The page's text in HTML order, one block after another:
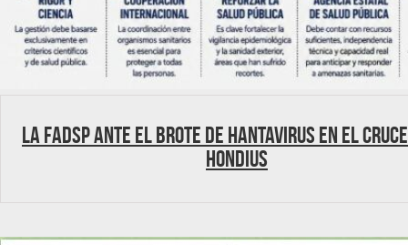
La FADSP ante el brote de hantavirus en el
Hondius